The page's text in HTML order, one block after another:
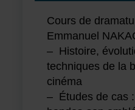
Cours de
Emmanuel
– Histoire,
techniques de la
cinéma
– Études de cas